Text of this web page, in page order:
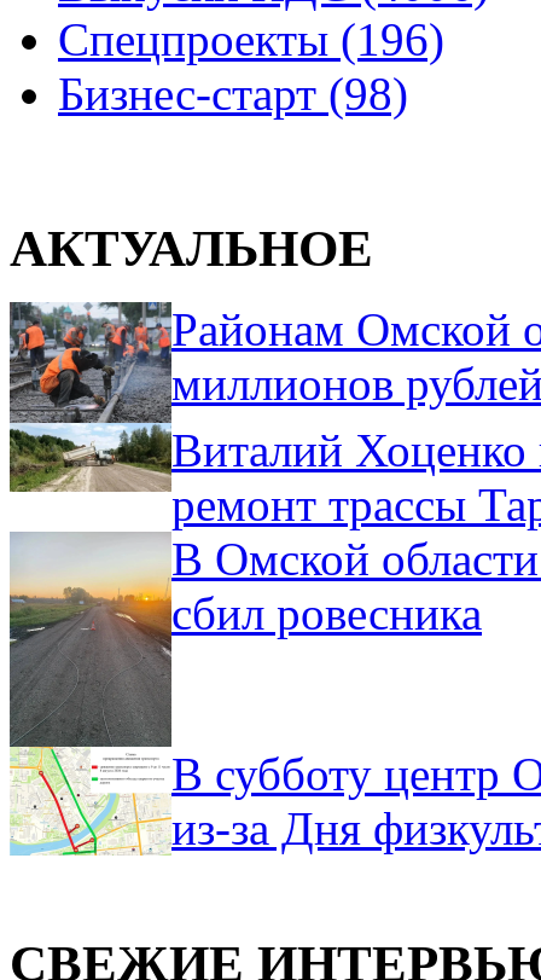
Спецпроекты (196)
Бизнес-старт (98)
АКТУАЛЬНОЕ
Районам Омской
миллионов
Виталий Хоценко
ремонт трассы
В Омской
сбил ровесника
В субботу центр
из-за Дня
СВЕЖИЕ